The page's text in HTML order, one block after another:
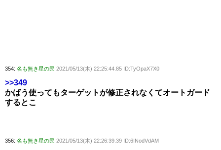
354: 名も無き星の民 2021/05/13(木) 22:25:44.85 ID:TyOpaX7X0
>>349
かばう使ってもターゲットが修正されなくてオートガード
するとこ
356: 名も無き星の民 2021/05/13(木) 22:26:39.39 ID:6INodVdAM